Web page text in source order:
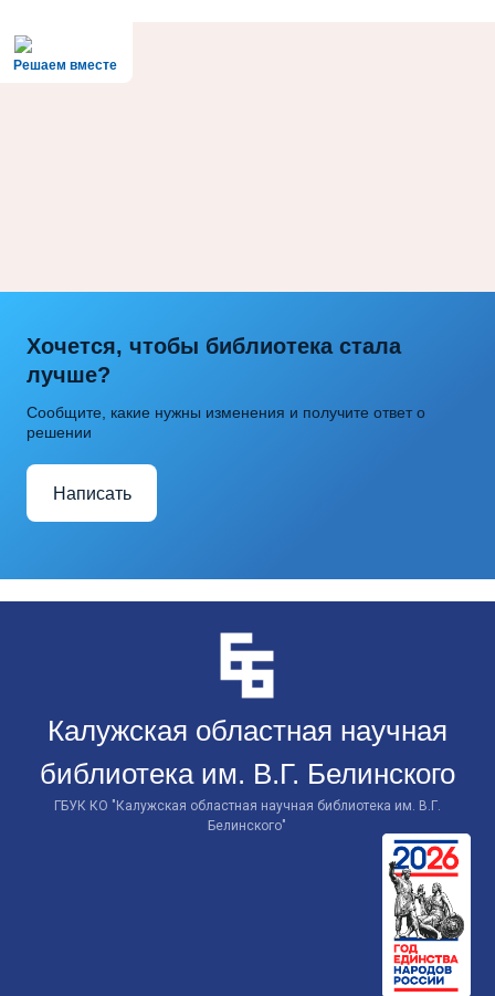
Решаем вместе
Хочется, чтобы библиотека стала
лучше?
Сообщите, какие нужны изменения и получите ответ о
решении
Написать
Калужская областная научная
библиотека им. В.Г. Белинского
ГБУК КО "Калужская областная научная библиотека им. В.Г.
Белинского"